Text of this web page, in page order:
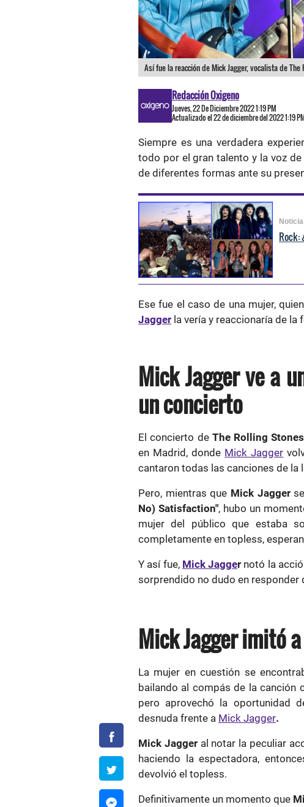
Así fue la reacción de Mick Jagger, vocalista de
Redacción Oxigeno
Jueves, 22 De Diciembre 2022 1:19 PM
Actualizado el 22 de diciembre del 2022 1:19
Siempre es una verdadera
todo por el gran talento y la voz de
de diferentes formas ante su
Rock:
Ese fue el caso de una mujer,
Jagger la vería y reaccionaría de la
Mick Jagger ve a
un concierto
El concierto de The Rolling Stones
en Madrid, donde Mick Jagger
cantaron todas las canciones de la
Pero, mientras que Mick Jaggerse
No) Satisfaction", hubo un
mujer del público que estaba
completamente en topless,
Y así fue, Mick Jagger notó la
sorprendido no dudo en responder
Mick Jagger imitó
La mujer en cuestión se
bailando al compás de la canción
pero aprovechó la oportunidad
desnuda frente a Mick Jagger.
Mick Jaggeral notar la peculiar
haciendo la espectadora,
devolvió el topless.
Definitivamente un momento que